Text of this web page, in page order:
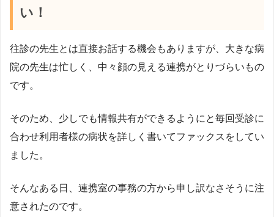
い！
往診の先生とは直接お話する機会もありますが、大きな病
院の先生は忙しく、中々顔の見える連携がとりづらいもの
です。
そのため、少しでも情報共有ができるようにと毎回受診に
合わせ利用者様の病状を詳しく書いてファックスをしてい
ました。
そんなある日、連携室の事務の方から申し訳なさそうに注
意されたのです。